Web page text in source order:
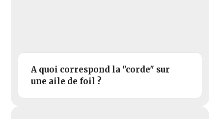
A quoi correspond la "corde" sur
une aile de foil ?